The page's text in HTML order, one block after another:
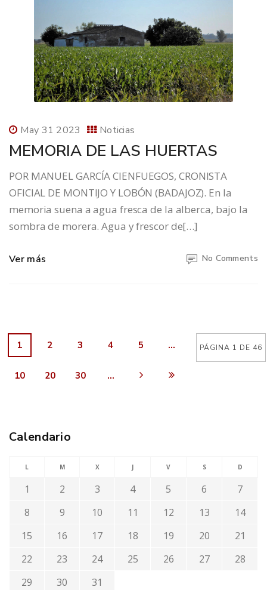
May 31 2023 Noticias
MEMORIA DE LAS HUERTAS
POR MANUEL GARCÍA CIENFUEGOS, CRONISTA
OFICIAL DE MONTIJO Y LOBÓN (BADAJOZ). En la
memoria suena a agua fresca de la alberca, bajo la
sombra de morera. Agua y frescor de[…]
Ver más No Comments
PÁGINA 1 DE 46
1 2 3 4 5 ...
10 20 30 ...
Calendario
L M X J V S D
1 2 3 4 5 6
7
8
9 10 11 12 13
14
15
16 17 18 19 20
21
22
23 24 25 26 27
28
29
30 31